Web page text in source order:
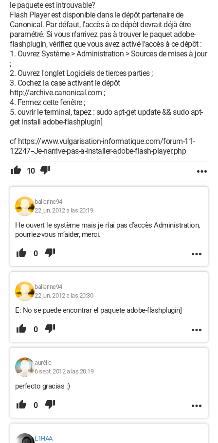
le paquete est introuvable?
Flash Player est disponible dans le dépôt partenaire de
Canonical. Par défaut, l'accès à ce dépôt devrait déjà être
paramétré. Si vous n'arrivez pas à trouver le paquet adobe-
flashplugin, vérifiez que vous avez activé l'accès à ce dépôt :
1. Ouvrez Système > Administration > Sources de mises à jour
;
2. Ouvrez l'onglet Logiciels de tierces parties ;
3. Cochez la case activant le dépôt
http://archive.canonical.com ;
4. Fermez cette fenêtre ;
5. ouvrir le terminal, tapez : sudo apt-get update && sudo apt-
get install adobe-flashplugin]
cf https://www.vulgarisation-informatique.com/forum-11-
12247--Je-narrive-pas-a-installer-adobe-flash-player.php
10
ballerine94
22 jun. 2012 a las 20:19
He ouvert le système mais je n’ai pas d’accès Administration,
pourriez-vous m’aider, merci.
0
ballerine94
22 jun. 2012 a las 20:30
E: No se puede encontrar el paquete adobe-flashplugin]
0
aurélie
6 sept. 2012 a las 20:19
perfecto gracias :)
0
L1HAA